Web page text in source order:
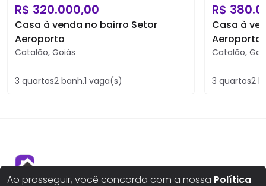
Ao prosseguir, você concorda com a nossa Política
R$ 320.000,00
Casa à venda no bairro Setor
Aeroporto
Catalão, Goiás
3 quartos2 banh.1 vaga(s)
R$
Casa à
Aeroporto
Catalão,
3 quartos2